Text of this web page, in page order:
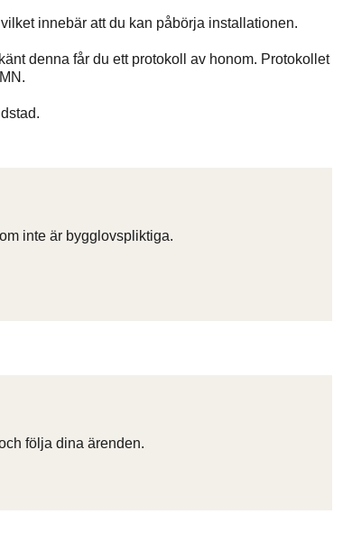
innebär att du kan påbörja installationen.
denna får du ett protokoll av honom. Protokollet
inte är bygglovspliktiga.
följa dina ärenden.